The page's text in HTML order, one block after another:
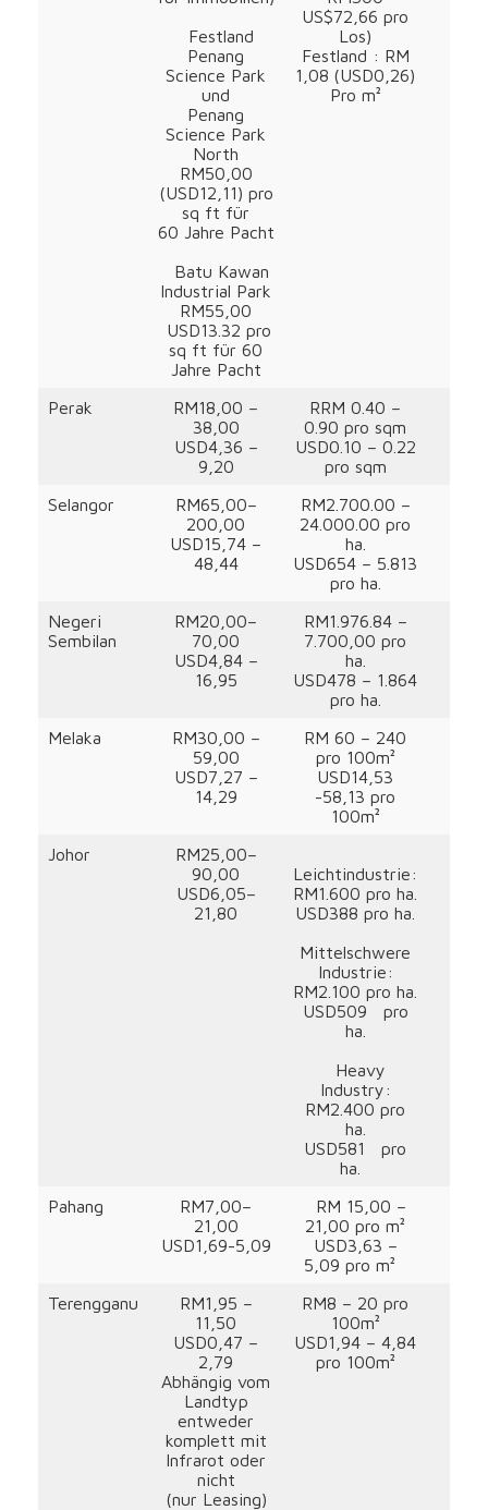
Festland
Penang
Science Park
und
Penang
Science Park
North
RM50,00
(USD12,11) pro
sq ft für
60 Jahre Pacht
Batu Kawan
Industrial Park
RM55,00
USD13.32 pro
sq ft für 60
Jahre Pacht
US$72,66 pro
Los)
Festland : RM
1,08 (USD0,26)
Pro m²
Perak
RM18,00 –
38,00
USD4,36 –
9,20
RRM 0.40 –
0.90 pro sqm
USD0.10 – 0.22
pro sqm
Selangor
RM65,00–
200,00
USD15,74 –
48,44
RM2.700.00 –
24.000.00 pro
ha.
USD654 – 5.813
pro ha.
Negeri
Sembilan
RM20,00–
70,00
USD4,84 –
16,95
RM1.976.84 –
7.700,00 pro
ha.
USD478 – 1.864
pro ha.
Melaka
RM30,00 –
59,00
USD7,27 –
14,29
RM 60 – 240
pro 100m²
USD14,53
-58,13 pro
100m²
Johor
RM25,00–
90,00
USD6,05–
21,80
Leichtindustrie:
RM1.600 pro ha.
USD388 pro ha.
Mittelschwere
Industrie:
RM2.100 pro ha.
USD509 pro
ha.
Heavy
Industry:
RM2.400 pro
ha.
USD581 pro
ha.
Pahang
RM7,00–
21,00
USD1,69-5,09
RM 15,00 –
21,00 pro m²
USD3,63 –
5,09 pro m²
Terengganu
RM1,95 –
11,50
USD0,47 –
2,79
Abhängig vom
Landtyp
entweder
komplett mit
Infrarot oder
nicht
(nur Leasing)
RM8 – 20 pro
100m²
USD1,94 – 4,84
pro 100m²